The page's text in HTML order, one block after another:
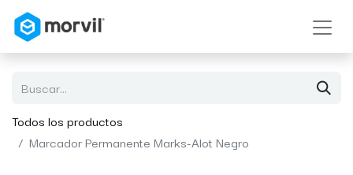
Todos los productos
Marcador Permanente Marks-Alot Negro